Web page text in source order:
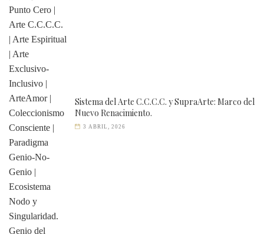
Sistema del Arte C.C.C.C. y SupraArte: Marco del
Nuevo Renacimiento.
3 ABRIL, 2026